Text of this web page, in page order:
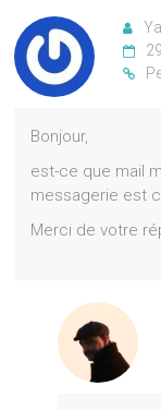
Bonjour,
est-ce que mail
messagerie est
Merci de votre